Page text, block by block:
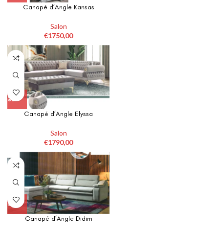
page
Ce
plusieurs
variations.
Les
options
peuvent
être
choisies
sur
la
page
Canapé d’Angle Kansas
Salon
€1750,00
Ce
plusieurs
variations.
Les
options
peuvent
être
choisies
sur
la
Canapé d’Angle Elyssa
Salon
€1790,00
CeCanapé d’Angle Didim